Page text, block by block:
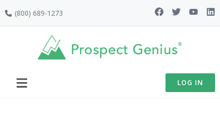
Skip
navigation
Skip
Skip(800) 689-1273
LOG IN